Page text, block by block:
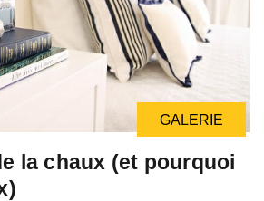
GALERIE
la chaux (et pourquoi